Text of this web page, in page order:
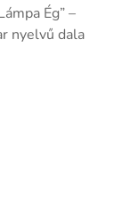
Ég” –
nyelvű dala